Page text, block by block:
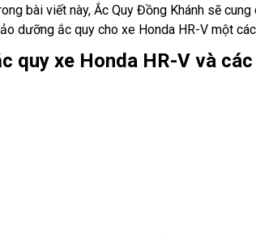
bài viết này, Ắc Quy Đồng Khánh sẽ
dưỡng ắc quy cho xe Honda HR-V một
quy xe Honda HR-V và